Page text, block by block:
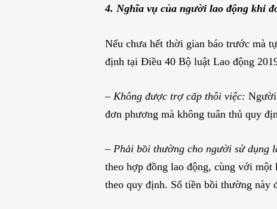
4. Nghĩa vụ của người lao động khi
Nếu chưa hết thời gian báo trước mà
định tại Điều 40 Bộ luật Lao động
– Không được trợ cấp thôi việc: Người
đơn phương mà không tuân thủ quy
– Phải bồi thường cho người sử dụng
theo hợp đồng lao động, cùng với
theo quy định. Số tiền bồi thường này